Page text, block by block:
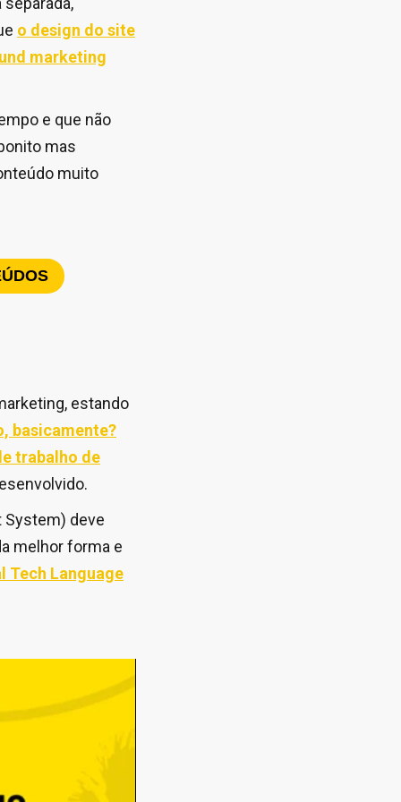
o design do site
marketing
e que não
mas
muito
estando
basicamente?
trabalho de
System) deve
melhor forma e
Tech Language